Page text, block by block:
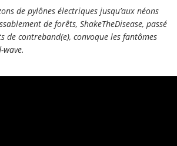
de pylônes électriques jusqu’aux néons
de forêts, ShakeTheDisease, passé
de contreband(e), convoque les fantômes